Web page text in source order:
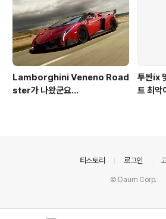
Lamborghini Veneno Road
ster가 나왔군요...
투싼ix
트 최악
티스토리 로그인
© Daum Corp.